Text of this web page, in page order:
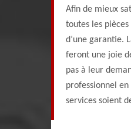
Afin de mieux
toutes les
d’une garantie.
feront une joie
pas à leur
professionnel
services soient